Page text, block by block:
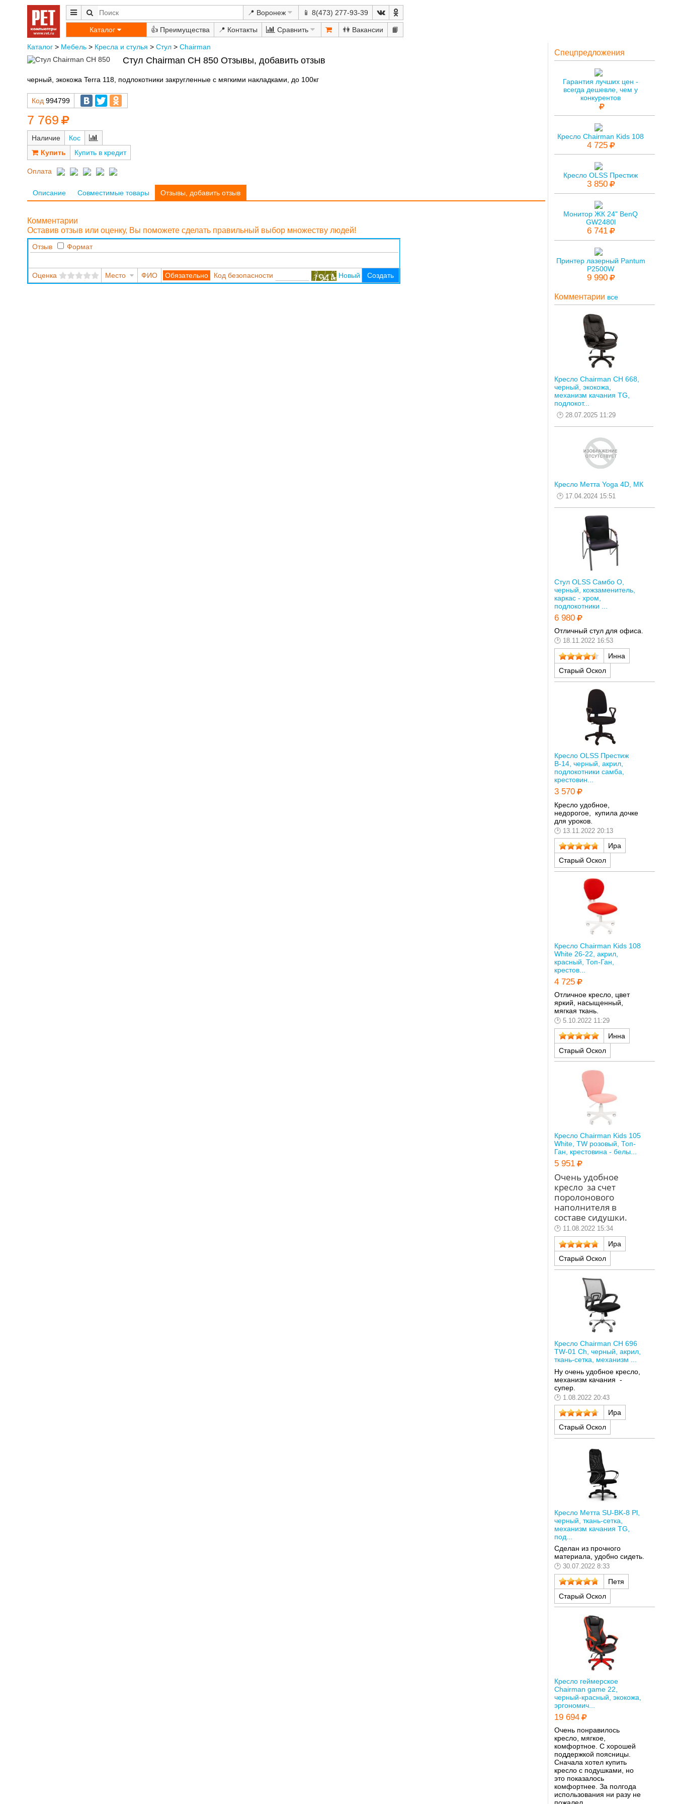
📍 Воронеж 📱 8(473) 277-93-39
Каталог 👍 📍 Сравнить 👫 📙
Каталог> Мебель> Кресла и стулья > Стул> Chairman
Стул Chairman CH 850 Отзывы, добавить отзыв
черный, экокожа Terra 118, подлокотники закругленные с мягкими накладками, до 100кг
Код 994799
7 769
Наличие
Кос
Купить в кредит
Оплата
Описание Совместимые товары Отзывы, добавить отзыв
Комментарии
Оставив отзыв или оценку, Вы поможете сделать правильный выбор множеству людей!
Отзыв Формат
Оценка Место ФИО Код безопасности Новый Создать
Спецпредложения
Гарантия лучших цен -
всегда дешевле, чем у
конкурентов
Кресло Chairman Kids 108
4 725
Кресло OLSS Престиж
3 850
Монитор ЖК 24" BenQ
GW2480l
6 741
Принтер лазерный Pantum
P2500W
9 990
Комментарии все
Кресло Chairman CH 668,
черный, экокожа,
механизм качания TG,
подлокот...
28.07.2025 11:29
Кресло Метта Yoga 4D, МК
17.04.2024 15:51
Стул OLSS Самбо О,
черный, кожзаменитель,
каркас - хром,
подлокотники ...
6 980
Отличный стул для офиса.
18.11.2022 16:53
Инна
Старый Оскол
Кресло OLSS Престиж
В-14, черный, акрил,
подлокотники самба,
крестовин...
3 570
Кресло удобное,
недорогое, купила дочке
для уроков.
13.11.2022 20:13
Ира
Старый Оскол
Кресло Chairman Kids 108
White 26-22, акрил,
красный, Топ-Ган,
крестов...
4 725
Отличное кресло, цвет
яркий, насыщенный,
мягкая ткань.
5.10.2022 11:29
Инна
Старый Оскол
Кресло Chairman Kids 105
White, TW розовый, Топ-
Ган, крестовина - белы...
5 951
Очень удобное
кресло за счет
поролонового
наполнителя в
составе сидушки.
11.08.2022 15:34
Ира
Старый Оскол
Кресло Chairman CH 696
TW-01 Ch, черный, акрил,
ткань-сетка, механизм ...
Ну очень удобное кресло,
механизм качания -
супер.
1.08.2022 20:43
Ира
Старый Оскол
Кресло Метта SU-BK-8 Pl,
черный, ткань-сетка,
механизм качания TG,
под...
Сделан из прочного
материала, удобно сидеть.
30.07.2022 8:33
Петя
Старый Оскол
Кресло геймерское
Chairman game 22,
черный-красный, экокожа,
эргономич...
19 694
Очень понравилось
кресло, мягкое,
комфортное. С хорошей
поддержкой поясницы.
Сначала хотел купить
кресло с подушками, но
это показалось
комфортнее. За полгода
использования ни разу не